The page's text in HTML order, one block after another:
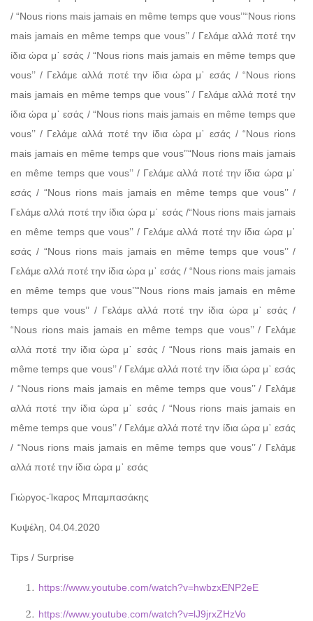
/ “Nous rions mais jamais en même temps que vous’’“Nous rions
mais jamais en même temps que vous’’ / Γελάμε αλλά ποτέ την
ίδια ώρα μ᾽ εσάς / “Nous rions mais jamais en même temps que
vous’’ / Γελάμε αλλά ποτέ την ίδια ώρα μ᾽ εσάς / “Nous rions
mais jamais en même temps que vous’’ / Γελάμε αλλά ποτέ την
ίδια ώρα μ᾽ εσάς / “Nous rions mais jamais en même temps que
vous’’ / Γελάμε αλλά ποτέ την ίδια ώρα μ᾽ εσάς / “Nous rions
mais jamais en même temps que vous’’“Nous rions mais jamais
en même temps que vous’’ / Γελάμε αλλά ποτέ την ίδια ώρα μ᾽
εσάς / “Nous rions mais jamais en même temps que vous’’ /
Γελάμε αλλά ποτέ την ίδια ώρα μ᾽ εσάς /“Nous rions mais jamais
en même temps que vous’’ / Γελάμε αλλά ποτέ την ίδια ώρα μ᾽
εσάς / “Nous rions mais jamais en même temps que vous’’ /
Γελάμε αλλά ποτέ την ίδια ώρα μ᾽ εσάς / “Nous rions mais jamais
en même temps que vous’’“Nous rions mais jamais en même
temps que vous’’ / Γελάμε αλλά ποτέ την ίδια ώρα μ᾽ εσάς /
“Nous rions mais jamais en même temps que vous’’ / Γελάμε
αλλά ποτέ την ίδια ώρα μ᾽ εσάς / “Nous rions mais jamais en
même temps que vous’’ / Γελάμε αλλά ποτέ την ίδια ώρα μ᾽ εσάς
/ “Nous rions mais jamais en même temps que vous’’ / Γελάμε
αλλά ποτέ την ίδια ώρα μ᾽ εσάς / “Nous rions mais jamais en
même temps que vous’’ / Γελάμε αλλά ποτέ την ίδια ώρα μ᾽ εσάς
/ “Nous rions mais jamais en même temps que vous’’ / Γελάμε
αλλά ποτέ την ίδια ώρα μ᾽ εσάς
Γιώργος-Ίκαρος Μπαμπασάκης
Κυψέλη, 04.04.2020
Tips / Surprise
https://www.youtube.com/watch?v=hwbzxENP2eE
https://www.youtube.com/watch?v=lJ9jrxZHzVo